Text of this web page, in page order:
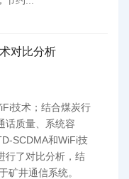
对比分析
技术；结合煤炭行
话质量、系统容
SCDMA和WiFi技
行了对比分析，结
矿井通信系统。